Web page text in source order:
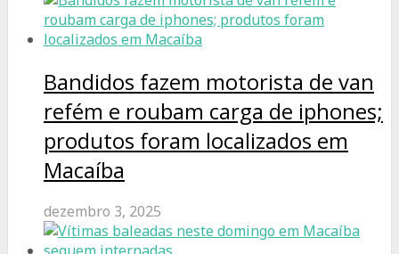
Bandidos fazem motorista de van
refém e roubam carga de iphones;
produtos foram localizados em
Macaíba
dezembro 3, 2025